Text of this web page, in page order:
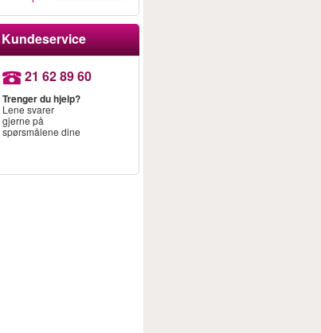
Kundeservice
21 62 89 60
Trenger du hjelp?
Lene svarer
gjerne på
spørsmålene dine